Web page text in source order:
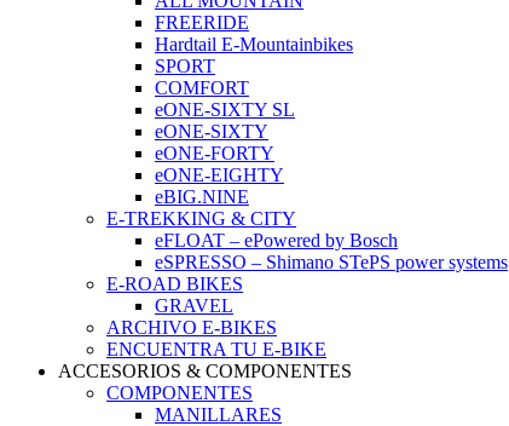
FREERIDE
Hardtail E-Mountainbikes
SPORT
COMFORT
eONE-SIXTY SL
eONE-SIXTY
eONE-FORTY
eONE-EIGHTY
eBIG.NINE
E-TREKKING & CITY
eFLOAT – ePowered by Bosch
eSPRESSO – Shimano STePS power systems
E-ROAD BIKES
GRAVEL
ARCHIVO E-BIKES
ENCUENTRA TU E-BIKE
ACCESORIOS & COMPONENTES
COMPONENTES
MANILLARES